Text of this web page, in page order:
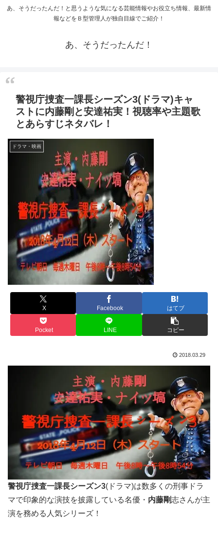
あ、そうだったんだ！と思うような気になる芸能情報やお役立ち情報、最新情
報などをＢ型管理人が独自目線でご紹介！
あ、そうだったんだ！
警視庁捜査一課長シーズン3(ドラマ)キャ
ストに内藤剛と安達祐実！視聴率や主題歌
とあらすじネタバレ！
ドラマ・映画
X Facebook はてブ
Pocket LINE コピー
2018.03.29
警視庁捜査一課長シーズン3(ドラマ)は数多くの刑事ドラ
マで印象的な演技を披露している名優・ 内藤剛志さんが主
演を務める人気シリーズ！